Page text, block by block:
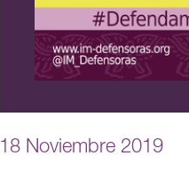
18 Noviembre 2019